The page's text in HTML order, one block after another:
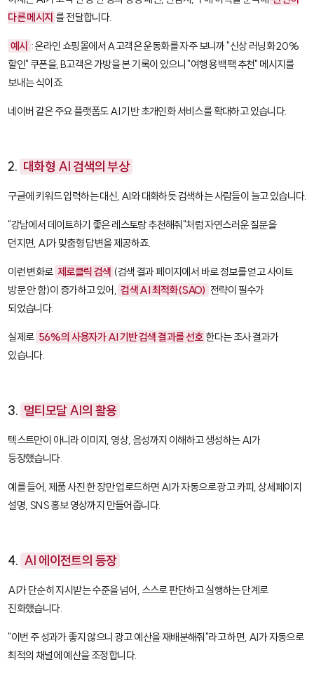
다른 메시지 를 전달합니다.
예시 : 온라인 쇼핑몰에서 A고객은 운동화를 자주 보니까 "신상 러닝화 20%
할인" 쿠폰을, B고객은 가방을 본 기록이 있으니 "여행용 백팩 추천" 메시지를
보내는 식이죠.
네이버 같은 주요 플랫폼도 AI 기반 초개인화 서비스를 확대하고 있습니다.
2. 대화형 AI 검색의 부상
구글에 키워드 입력하는 대신, AI와 대화하듯 검색하는 사람들이 늘고 있습니다.
"강남에서 데이트하기 좋은 레스토랑 추천해줘"처럼 자연스러운 질문을
던지면, AI가 맞춤형 답변을 제공하죠.
이런 변화로 제로클릭 검색 (검색 결과 페이지에서 바로 정보를 얻고 사이트
방문 안 함)이 증가하고 있어, 검색 AI 최적화(SAO) 전략이 필수가
되었습니다.
실제로 56%의 사용자가 AI 기반 검색 결과를 선호 한다는 조사 결과가
있습니다.
3. 멀티모달 AI의 활용
텍스트만이 아니라 이미지, 영상, 음성까지 이해하고 생성하는 AI가
등장했습니다.
예를 들어, 제품 사진 한 장만 업로드하면 AI가 자동으로 광고 카피, 상세페이지
설명, SNS 홍보 영상까지 만들어줍니다.
4. AI 에이전트의 등장
AI가 단순히 지시받는 수준을 넘어, 스스로 판단하고 실행하는 단계로
진화했습니다.
"이번 주 성과가 좋지 않으니 광고 예산을 재배분해줘"라고 하면, AI가 자동으로
최적의 채널에 예산을 조정합니다.